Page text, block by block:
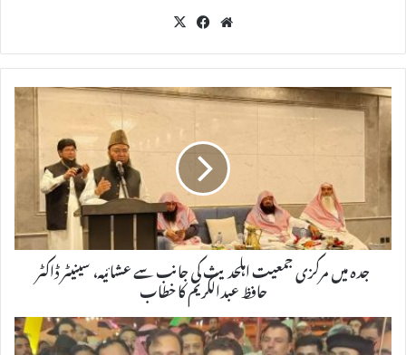
We
bsi
te
Fac
oo
k
جدہ میں مرکزی جمعیت اہلحدیث کی جانب سے عشائیہ، سینیٹر ڈاکٹر
حافظ عبدالکریم کا خطاب